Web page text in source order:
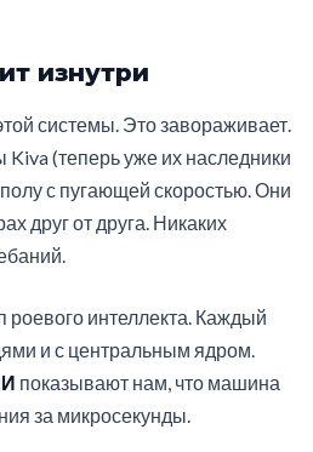
изнутри
системы. Это завораживает.
(теперь уже их наследники
с пугающей скоростью. Они
друг от друга. Никаких
роевого интеллекта. Каждый
и с центральным ядром.
показывают нам, что машина
за микросекунды.